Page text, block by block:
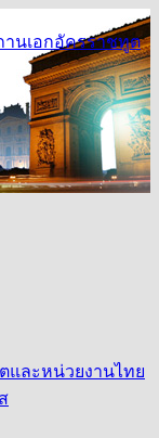
านเอกอัครราชทูต
และหน่วยงานไทย